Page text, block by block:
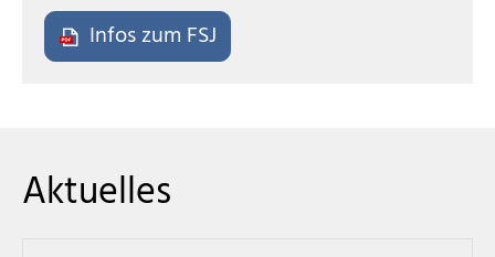
Infos zum FSJ
Aktuelles